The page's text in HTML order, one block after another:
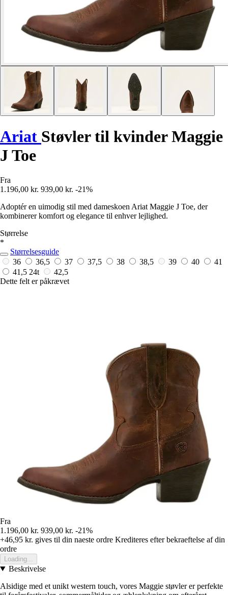
Ariat Støvler til kvinder Maggie
J Toe
Fra
1.196,00 kr. 939,00 kr. -21%
Adoptér en uimodig stil med dameskoen Ariat Maggie J Toe, der
kombinerer komfort og elegance til enhver lejlighed.
Størrelse
*
Størrelsesguide
36
36,5 37 37,5 38 38,5 39 40
41
41,5 24t
42,5
Dette felt er påkrævet
Fra
1.196,00 kr. 939,00 kr. -21%
+46,95 kr. gives til din naeste ordre Krediteres efter bekraeftelse af din
ordre
Loading...
Beskrivelse
Alsidige med et unikt western touch, vores Maggie støvler er perfekte